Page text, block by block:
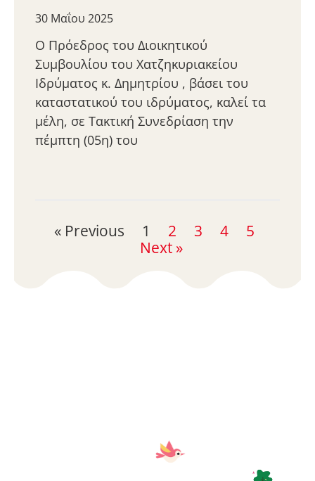
30 Μαΐου 2025
Ο Πρόεδρος του Διοικητικού
Συμβουλίου του Χατζηκυριακείου
Ιδρύματος κ. Δημητρίου , βάσει του
καταστατικού του ιδρύματος, καλεί τα
μέλη, σε Τακτική Συνεδρίαση την
πέμπτη (05η) του
« Previous 1 2 3 4
5
Next »